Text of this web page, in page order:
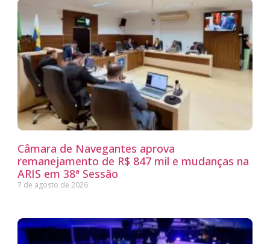
Câmara de Navegantes aprova
remanejamento de R$ 847 mil e mudanças na
ARIS em 38ª Sessão
7 de agosto de 2026